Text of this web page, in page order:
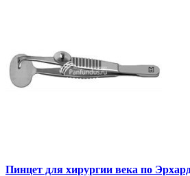
Пинцет для хирургии века по